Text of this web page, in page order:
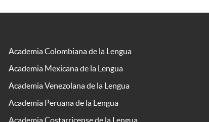
Academia Colombiana de la Lengua
Academia Mexicana de la Lengua
Academia Venezolana de la Lengua
Academia Peruana de la Lengua
Academia Costarricense de la Lengua